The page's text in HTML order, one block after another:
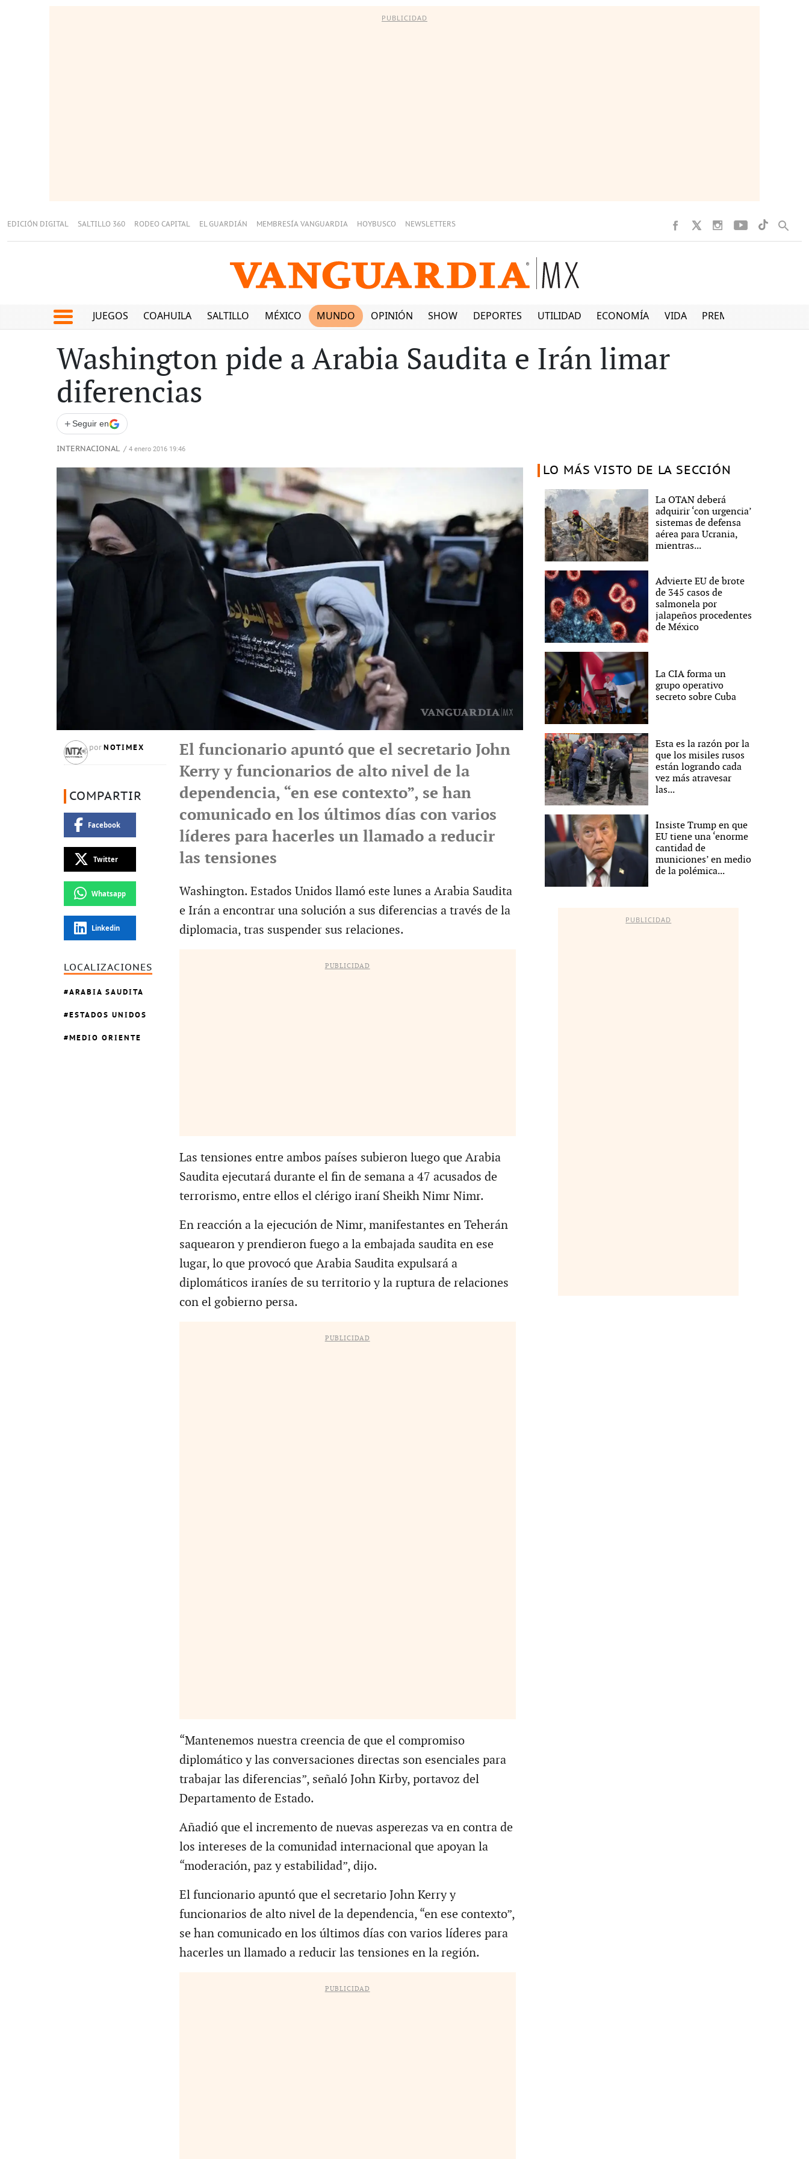
PUBLICIDAD
EDICIÓN DIGITAL SALTILLO 360 RODEO CAPITAL EL GUARDIÁN MEMBRESÍA VANGUARDIA HOYBUSCO NEWSLETTERS
JUEGOS COAHUILA SALTILLO MÉXICO MUNDO OPINIÓN SHOW DEPORTES UTILIDAD ECONOMÍA VIDA PREMIUM
Washington pide a Arabia Saudita e Irán limar
diferencias
+ Seguir en
INTERNACIONAL / 4 enero 2016 19:46
por NOTIMEX
COMPARTIR
Facebook
Twitter
Whatsapp
Linkedin
LOCALIZACIONES
ARABIA SAUDITA
ESTADOS UNIDOS
MEDIO ORIENTE
El funcionario apuntó que el secretario John
Kerry y funcionarios de alto nivel de la
dependencia, “en ese contexto”, se han
comunicado en los últimos días con varios
líderes para hacerles un llamado a reducir
las tensiones
Washington. Estados Unidos llamó este lunes a Arabia Saudita
e Irán a encontrar una solución a sus diferencias a través de la
diplomacia, tras suspender sus relaciones.
PUBLICIDAD
Las tensiones entre ambos países subieron luego que Arabia
Saudita ejecutará durante el fin de semana a 47 acusados de
terrorismo, entre ellos el clérigo iraní Sheikh Nimr Nimr.
En reacción a la ejecución de Nimr, manifestantes en Teherán
saquearon y prendieron fuego a la embajada saudita en ese
lugar, lo que provocó que Arabia Saudita expulsará a
diplomáticos iraníes de su territorio y la ruptura de relaciones
con el gobierno persa.
PUBLICIDAD
“Mantenemos nuestra creencia de que el compromiso
diplomático y las conversaciones directas son esenciales para
trabajar las diferencias”, señaló John Kirby, portavoz del
Departamento de Estado.
Añadió que el incremento de nuevas asperezas va en contra de
los intereses de la comunidad internacional que apoyan la
“moderación, paz y estabilidad”, dijo.
El funcionario apuntó que el secretario John Kerry y
funcionarios de alto nivel de la dependencia, “en ese contexto”,
se han comunicado en los últimos días con varios líderes para
hacerles un llamado a reducir las tensiones en la región.
PUBLICIDAD
LO MÁS VISTO DE LA SECCIÓN
La OTAN deberá
adquirir ‘con urgencia’
sistemas de defensa
aérea para Ucrania,
mientras...
Advierte EU de brote
de 345 casos de
salmonela por
jalapeños procedentes
de México
La CIA forma un
grupo operativo
secreto sobre Cuba
Esta es la razón por la
que los misiles rusos
están logrando cada
vez más atravesar
las...
Insiste Trump en que
EU tiene una ‘enorme
cantidad de
municiones’ en medio
de la polémica...
PUBLICIDAD